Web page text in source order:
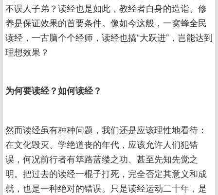
不误人子弟？读经也是如此，教经者自身的造诣、修
养是保证效果的首要条件。像如今这般，一窝蜂全民
读经，一古脑个个经师，读经也搞“大跃进”，岂能达到
理想效果？
为何要读经？如何读经？
然而读经虽有种种问题，我们还是应该理性地看待：
在文化毁灭、学绝道丧的年代，应该允许人们犯错
误，何况前行者有筚路蓝缕之功、甚至先知先觉之
明。把过去的读经一棍子打死，完全否定其意义和成
就，也是一种绝对的错误。只是读经运动二十年，是